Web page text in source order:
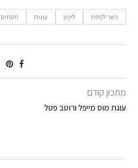
כשר לפסח לימון עוגות תפוזים
מתכון קודם
עוגת מוס מייפל ורוטב פטל